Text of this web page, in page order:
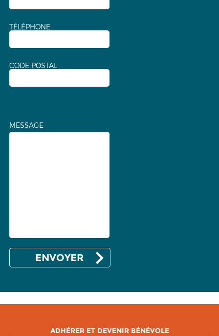
TÉLÉPHONE
CODE POSTAL
MESSAGE
ADHÉRER ET DEVENIR BÉNÉVOLE